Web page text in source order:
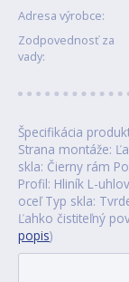
Adresa výrobce:
Zodpovednosť za
vady:
Špecifikácia
Strana montáže:
skla: Čierny rám
Profil: Hliník L-
oceľ Typ skla:
Ľahko čistiteľný
popis)